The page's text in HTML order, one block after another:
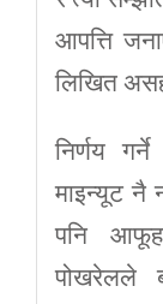
आपत्ति
लिखित
निर्णय
माइन्यूट नै
पनि
पोखरेलले